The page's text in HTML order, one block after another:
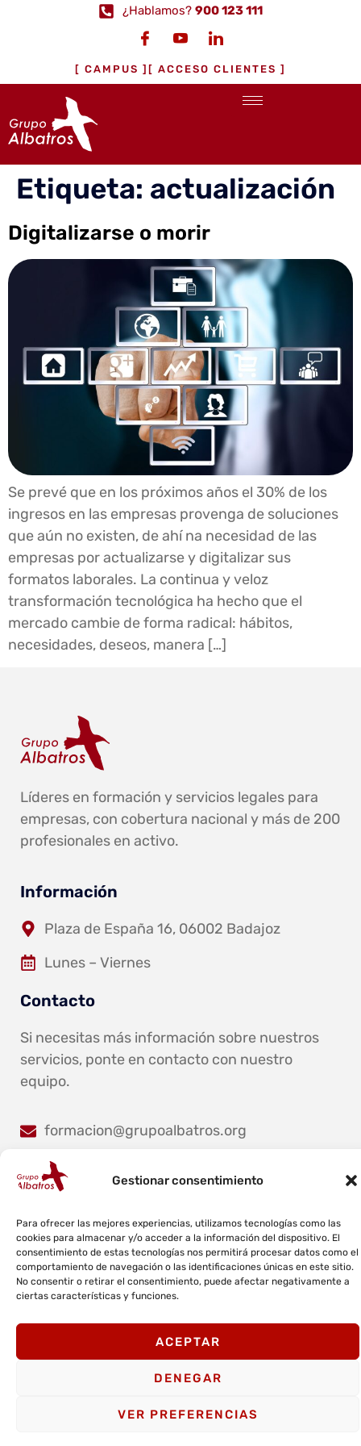
Gestionar consentimiento
Para ofrecer las mejores experiencias, utilizamos tecnologías como las
cookies para almacenar y/o acceder a la información del dispositivo. El
consentimiento de estas tecnologías nos permitirá procesar datos como el
comportamiento de navegación o las identificaciones únicas en este sitio.
No consentir o retirar el consentimiento, puede afectar negativamente a
ciertas características y funciones.
ACEPTAR
DENEGAR
VER PREFERENCIAS
¿Hablamos? 900 123 111
[ CAMPUS ] [ ACCESO CLIENTES ]
Etiqueta: actualización
Digitalizarse o morir
Se prevé que en los próximos años el 30% de los
ingresos en las empresas provenga de soluciones
que aún no existen, de ahí na necesidad de las
empresas por actualizarse y digitalizar sus
formatos laborales. La continua y veloz
transformación tecnológica ha hecho que el
mercado cambie de forma radical: hábitos,
necesidades, deseos, manera […]
Líderes en formación y servicios legales para
empresas, con cobertura nacional y más de 200
profesionales en activo.
Información
Plaza de España 16, 06002 Badajoz
Lunes – Viernes
Contacto
Si necesitas más información sobre nuestros
servicios, ponte en contacto con nuestro
equipo.
formacion@grupoalbatros.org
900 123 111
Política de privacidad
Política de cookies
Política de calidad y medioambiente